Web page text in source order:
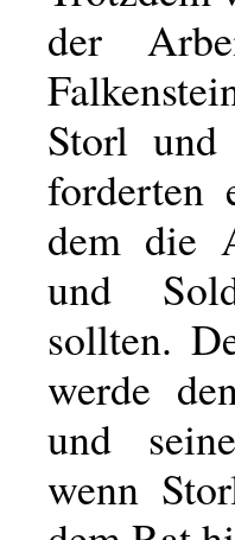
der
Storl
forderten
dem die
und
sollten.
werde
und
wenn